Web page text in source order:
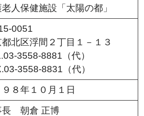
人保健施設「太陽の都」
0051
北区浮間２丁目１－１３
3558-8881（代）
3558-8831（代）
９８年１０月１日
長 朝倉 正博